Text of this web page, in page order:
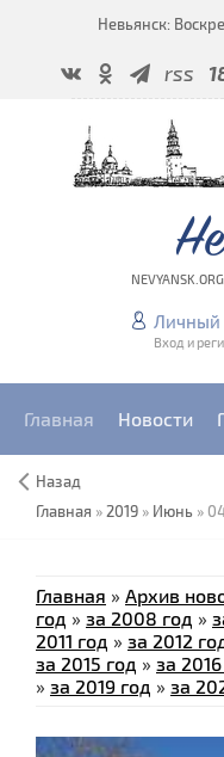
Невьянск:
rss
Личный
Вход и
Главная Новости
Назад
Главная » 2019 » Июнь »
Главная » Архив
год » за 2008 год »
2011 год » за 2012
за 2015 год » за
» за 2019 год » за